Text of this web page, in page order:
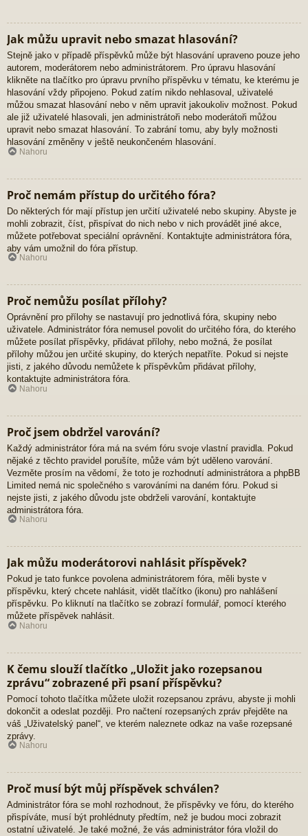
Jak můžu upravit nebo smazat hlasování?
Stejně jako v případě příspěvků může být hlasování upraveno pouze jeho
autorem, moderátorem nebo administrátorem. Pro úpravu hlasování
klikněte na tlačítko pro úpravu prvního příspěvku v tématu, ke kterému je
hlasování vždy připojeno. Pokud zatím nikdo nehlasoval, uživatelé
můžou smazat hlasování nebo v něm upravit jakoukoliv možnost. Pokud
ale již uživatelé hlasovali, jen administrátoři nebo moderátoři můžou
upravit nebo smazat hlasování. To zabrání tomu, aby byly možnosti
hlasování změněny v ještě neukončeném hlasování.
Nahoru
Proč nemám přístup do určitého fóra?
Do některých fór mají přístup jen určití uživatelé nebo skupiny. Abyste je
mohli zobrazit, číst, přispívat do nich nebo v nich provádět jiné akce,
můžete potřebovat speciální oprávnění. Kontaktujte administrátora fóra,
aby vám umožnil do fóra přístup.
Nahoru
Proč nemůžu posílat přílohy?
Oprávnění pro přílohy se nastavují pro jednotlivá fóra, skupiny nebo
uživatele. Administrátor fóra nemusel povolit do určitého fóra, do kterého
můžete posílat příspěvky, přidávat přílohy, nebo možná, že posílat
přílohy můžou jen určité skupiny, do kterých nepatříte. Pokud si nejste
jisti, z jakého důvodu nemůžete k příspěvkům přidávat přílohy,
kontaktujte administrátora fóra.
Nahoru
Proč jsem obdržel varování?
Každý administrátor fóra má na svém fóru svoje vlastní pravidla. Pokud
nějaké z těchto pravidel porušíte, může vám být uděleno varování.
Vezměte prosím na vědomí, že toto je rozhodnutí administrátora a phpBB
Limited nemá nic společného s varováními na daném fóru. Pokud si
nejste jisti, z jakého důvodu jste obdrželi varování, kontaktujte
administrátora fóra.
Nahoru
Jak můžu moderátorovi nahlásit příspěvek?
Pokud je tato funkce povolena administrátorem fóra, měli byste v
příspěvku, který chcete nahlásit, vidět tlačítko (ikonu) pro nahlášení
příspěvku. Po kliknutí na tlačítko se zobrazí formulář, pomocí kterého
můžete příspěvek nahlásit.
Nahoru
K čemu slouží tlačítko „Uložit jako rozepsanou
zprávu“ zobrazené při psaní příspěvku?
Pomocí tohoto tlačítka můžete uložit rozepsanou zprávu, abyste ji mohli
dokončit a odeslat později. Pro načtení rozepsaných zpráv přejděte na
váš „Uživatelský panel“, ve kterém naleznete odkaz na vaše rozepsané
zprávy.
Nahoru
Proč musí být můj příspěvek schválen?
Administrátor fóra se mohl rozhodnout, že příspěvky ve fóru, do kterého
přispíváte, musí být prohlédnuty předtím, než je budou moci zobrazit
ostatní uživatelé. Je také možné, že vás administrátor fóra vložil do